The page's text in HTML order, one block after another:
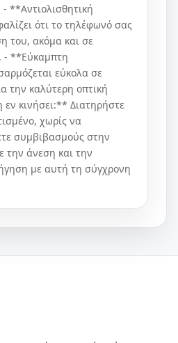
**Αντιολισθητική
ότι το τηλέφωνό σας
του, ακόμα και σε
- **Εύκαμπτη
εύκολα σε
την καλύτερη οπτική
κινήσει:** Διατηρήστε
χωρίς να
συμβιβασμούς στην
την άνεση και την
με αυτή τη σύγχρονη